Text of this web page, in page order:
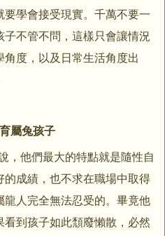
學會接受現實。千萬不要一
不管不問，這樣只會讓情況
度，以及日常生活角度出
屬兔孩子
他們最大的特點就是隨性自
成績，也不求在職場中取得
人完全無法忍受的。畢竟他
到孩子如此頹廢懶散，必然